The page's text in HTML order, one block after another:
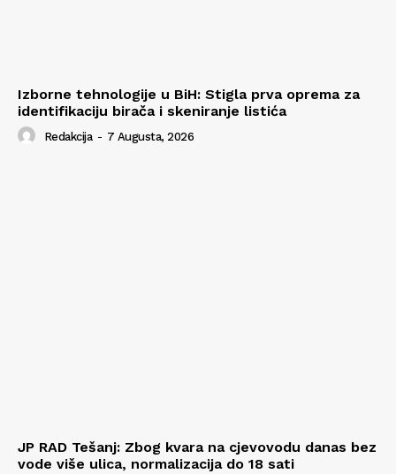
Izborne tehnologije u BiH: Stigla prva oprema za
identifikaciju birača i skeniranje listića
Redakcija - 7 Augusta, 2026
JP RAD Tešanj: Zbog kvara na cjevovodu danas bez
vode više ulica, normalizacija do 18 sati